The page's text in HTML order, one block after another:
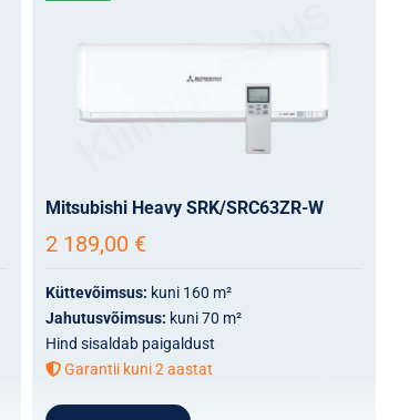
Mitsubishi Heavy SRK/SRC63ZR-W
2 189,00 €
Küttevõimsus: kuni 160 m²
Jahutusvõimsus: kuni 70 m²
Hind sisaldab paigaldust
Garantii kuni 2 aastat